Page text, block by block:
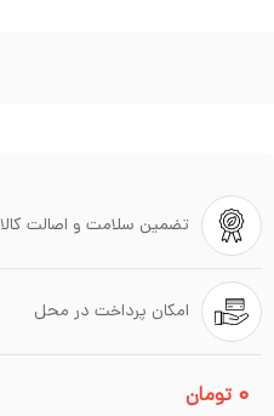
تضمین سلامت و اصالت کالا
امکان پرداخت در محل
۰ تومان